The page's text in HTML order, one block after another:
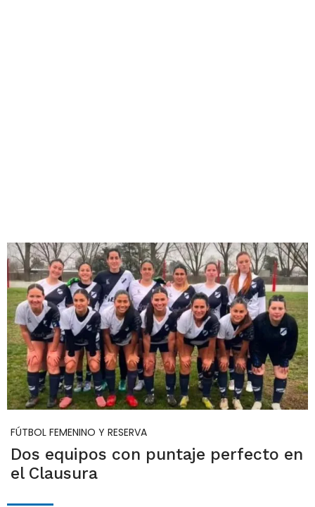
FÚTBOL FEMENINO Y RESERVA
Dos equipos con puntaje perfecto en
el Clausura